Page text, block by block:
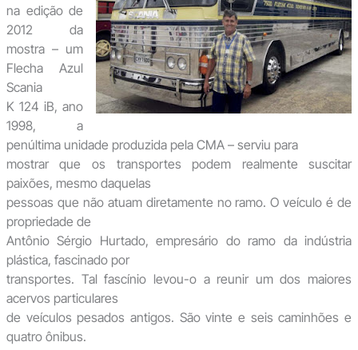
na edição de
2012 da
mostra – um
Flecha Azul
Scania
K 124 iB, ano
1998, a
penúltima unidade produzida pela CMA – serviu para
mostrar que os transportes podem realmente suscitar
paixões, mesmo daquelas
pessoas que não atuam diretamente no ramo. O veículo é de
propriedade de
Antônio Sérgio Hurtado, empresário do ramo da indústria
plástica, fascinado por
transportes. Tal fascínio levou-o a reunir um dos maiores
acervos particulares
de veículos pesados antigos. São vinte e seis caminhões e
quatro ônibus.